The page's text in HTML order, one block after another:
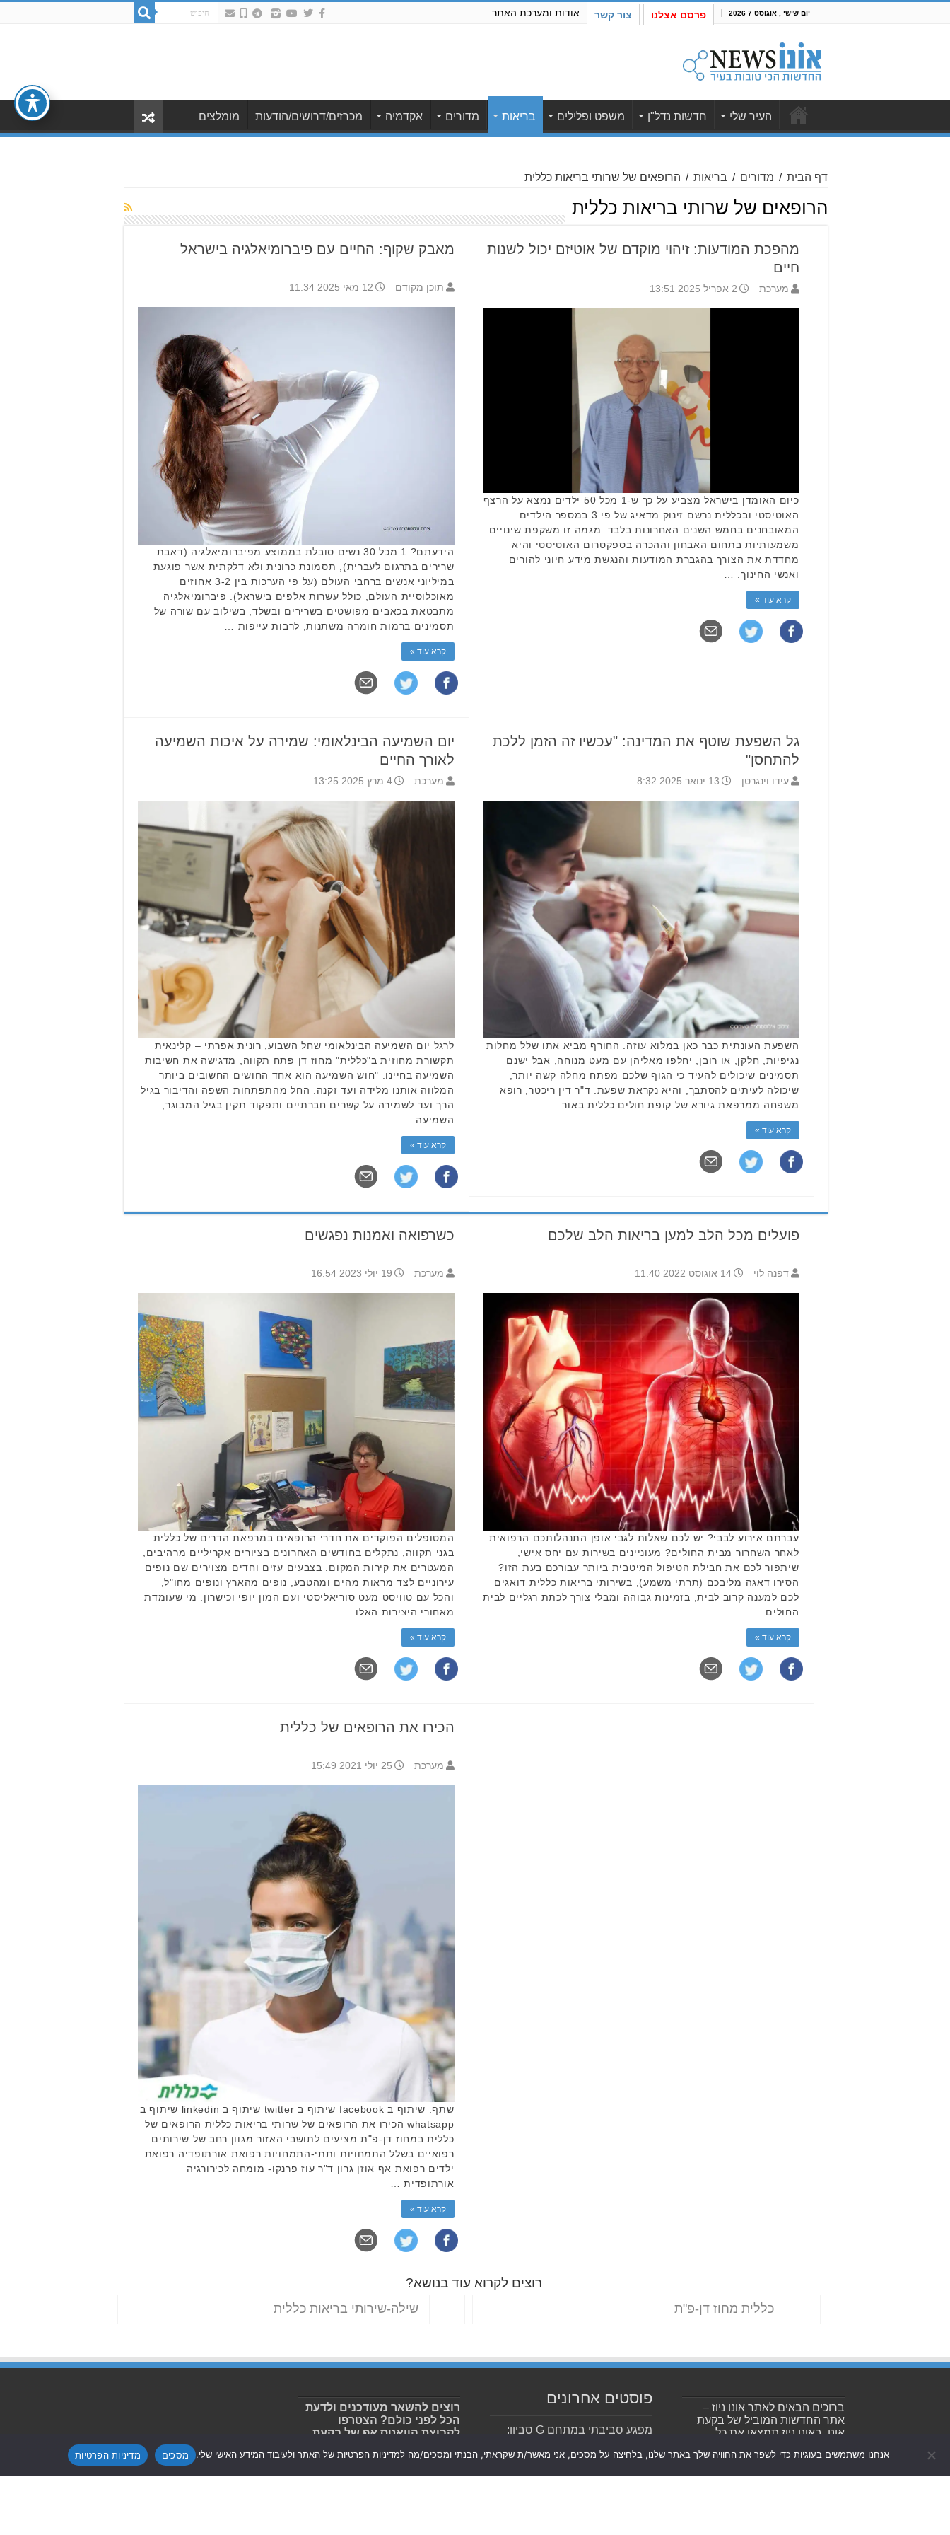
יום שישי , אוגוסט 7 2026 פרסם אצלנו צור קשר אודות ומערכת האתר
העיר שלי חדשות נדל"ן משפט ופלילים בריאות מדורים אקדמיה מכרזים/דרושים/הודעות מומלצים
דף הבית / מדורים / בריאות / הרופאים של שרותי בריאות כללית
הרופאים של שרותי בריאות כללית
מאבק שקוף: החיים עם פיברומיאלגיה בישראל
תוכן מקודם 12 מאי 2025 11:34
הידעתם? 1 מכל 30 נשים סובלת בממוצע מפיברומיאלגיה (דאבת
שרירים בתרגום לעברית), תסמונת כרונית ולא דלקתית אשר פוגעת
במיליוני אנשים ברחבי העולם (על פי הערכות בין 3-2 אחוזים
מאוכלוסיית העולם, כולל עשרות אלפים בישראל). פיברומיאלגיה
מתבטאת בכאבים מפושטים בשרירים ובשלד, בשילוב עם שורה של
תסמינים ברמות חומרה משתנות, לרבות עייפות …
קרא עוד »
מהפכת המודעות: זיהוי מוקדם של אוטיזם יכול לשנות
חיים
מערכת 2 אפריל 2025 13:51
כיום האומדן בישראל מצביע על כך ש-1 מכל 50 ילדים נמצא על הרצף
האוטיסטי ובכללית נרשם זינוק מדאיג של פי 3 במספר הילדים
המאובחנים בחמש השנים האחרונות בלבד. מגמה זו משקפת שינויים
משמעותיות בתחום האבחון וההכרה בספקטרום האוטיסטי והיא
מחדדת את הצורך בהגברת המודעות והנגשת מידע חיוני להורים
ואנשי החינוך. …
קרא עוד »
יום השמיעה הבינלאומי: שמירה על איכות השמיעה
לאורך החיים
מערכת 4 מרץ 2025 13:25
לרגל יום השמיעה הבינלאומי שחל השבוע, רונית אפרתי – קלינאית
תקשורת מחוזית ב"כללית" מחוז דן פתח תקווה, מדגישה את חשיבות
השמיעה בחיינו: "חוש השמיעה הוא אחד החושים החשובים ביותר
המלווה אותנו מלידה ועד זקנה. החל מהתפתחות השפה והדיבור בגיל
הרך ועד לשמירה על קשרים חברתיים ותפקוד תקין בגיל המבוגר,
השמיעה …
קרא עוד »
גל השפעת שוטף את המדינה: "עכשיו זה הזמן ללכת
להתחסן"
עידו וינגרטן 13 ינואר 2025 8:32
השפעת העונתית כבר כאן במלוא עוזה. החורף מביא אתו שלל מחלות
נגיפיות, חלקן, או רובן, יחלפו מאליהן עם מעט מנוחה, אבל ישנם
תסמינים שיכולים להעיד כי הגוף שלכם מפתח מחלה קשה יותר,
שיכולה לעיתים להסתבך, והיא נקראת שפעת. ד"ר דין ריכטר, רופא
משפחה ממרפאת גיורא של קופת חולים כללית באור …
קרא עוד »
כשרפואה ואמנות נפגשים
מערכת 19 יולי 2023 16:54
המטופלים הפוקדים את חדרי הרופאים במרפאת הדרים של כללית
בגני תקווה, נתקלים בחודשים האחרונים בציורים אקריליים מרהיבים,
המעטרים את קירות המקום. בצבעים עזים וחדים מצוירים שם נופים
עירוניים לצד מראות מהים ומהטבע, נופים מהארץ ונופים מחו"ל,
והכל עם טוויסט מעט סוריאליסטי ועם המון יופי וכישרון. מי שעומדת
מאחורי היצירות האלו …
קרא עוד »
פועלים מכל הלב למען בריאות הלב שלכם
דפנה לוי 14 אוגוסט 2022 11:40
עברתם אירוע לבבי? יש לכם שאלות לגבי אופן התנהלותכם הרפואית
לאחר השחרור מבית החולים? מעוניינים בשירות עם יחס אישי,
שיתפור לכם את חבילת הטיפול המיטבית ביותר עבורכם בעת הזו?
הסירו דאגה מליבכם (תרתי משמע), בשירותי בריאות כללית דואגים
לכם למענה קרוב לבית, בזמינות גבוהה ומבלי צורך לכתת רגליים לבית
החולים. …
קרא עוד »
הכירו את הרופאים של כללית
מערכת 25 יולי 2021 15:49
שתף: שיתוף ב facebook שיתוף ב twitter שיתוף ב linkedin שיתוף ב
whatsapp הכירו את הרופאים של שרותי בריאות כללית הרופאים של
כללית במחוז דן-פ"ת מציעים לתושבי האזור מגוון רחב של שירותים
רפואיים בשלל התמחויות ותתי-התמחויות רפואת אורתופדיה רפואת
ילדים רפואת אף אוזן גרון ד"ר עוז פרנקו- מומחה לכירורגיה
אורתופדית …
קרא עוד »
רוצים לקרוא עוד בנושא?
שילה-שירותי בריאות כללית כללית מחוז דן-פ"ת
ברוכים הבאים לאתר אונו ניוז –
אתר החדשות המוביל של בקעת
אונו. באונו ניוז תמצאו את כל
אור יהודה, יהוד-מונוסון, סביון,
פוסטים אחרונים
מפגע סביבתי במתחם G סביון:
זעם
חוזרים לנוע ללא כאב: הסטנדרט
רוצים להשאר מעודכנים ולדעת
הכל לפני כולם? הצטרפו
לקבוצת הוואטס אפ של בקעת
כל הדיווחים בעיר שלכם !
אנחנו משתמשים בעוגיות כדי לשפר את החוויה שלך באתר שלנו, בלחיצה על מסכים, אני מאשר/ת שקראתי, הבנתי ומסכים/מה למדיניות הפרטיות של האתר ולעיבוד המידע האישי שלי. מסכים מדיניות הפרטיות